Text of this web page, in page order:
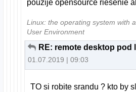
použije opensource riešenie
Linux: the operating system with
User Environment
01.07.2019 | 09:03
TO si robite srandu ? kto by